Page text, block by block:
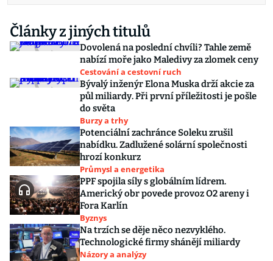
Články z jiných titulů
Dovolená na poslední chvíli? Tahle země
nabízí moře jako Maledivy za zlomek ceny
Cestování a cestovní ruch
Bývalý inženýr Elona Muska drží akcie za
půl miliardy. Při první příležitosti je pošle
do světa
Burzy a trhy
Potenciální zachránce Soleku zrušil
nabídku. Zadlužené solární společnosti
hrozí konkurz
Průmysl a energetika
PPF spojila síly s globálním lídrem.
Americký obr povede provoz O2 areny i
Fora Karlín
Byznys
Na trzích se děje něco nezvyklého.
Technologické firmy shánějí miliardy
Názory a analýzy